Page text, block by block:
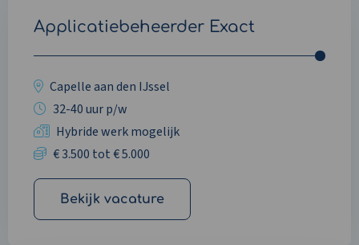
Applicatiebeheerder Exact
Capelle aan den IJssel
32-40 uur p/w
Hybride werk mogelijk
€ 3.500 tot € 5.000
Bekijk vacature